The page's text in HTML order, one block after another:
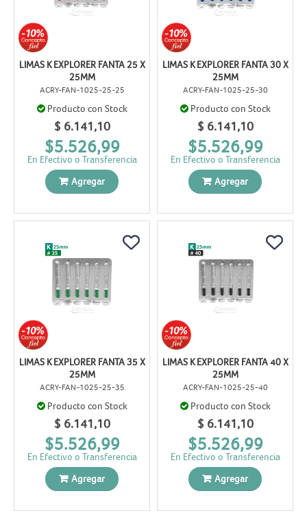
LIMAS K EXPLORER FANTA 25 X
25MM
ACRY-FAN-1025-25-25
Producto con Stock
$ 6.141,10
En Efectivo o Transferencia
$5.526,99
Agregar
LIMAS K EXPLORER FANTA 30 X
25MM
ACRY-FAN-1025-25-30
Producto con Stock
$ 6.141,10
En Efectivo o Transferencia
$5.526,99
Agregar
LIMAS K EXPLORER FANTA 35 X
25MM
ACRY-FAN-1025-25-35
Producto con Stock
$ 6.141,10
En Efectivo o Transferencia
$5.526,99
Agregar
LIMAS K EXPLORER FANTA 40 X
25MM
ACRY-FAN-1025-25-40
Producto con Stock
$ 6.141,10
En Efectivo o Transferencia
$5.526,99
Agregar